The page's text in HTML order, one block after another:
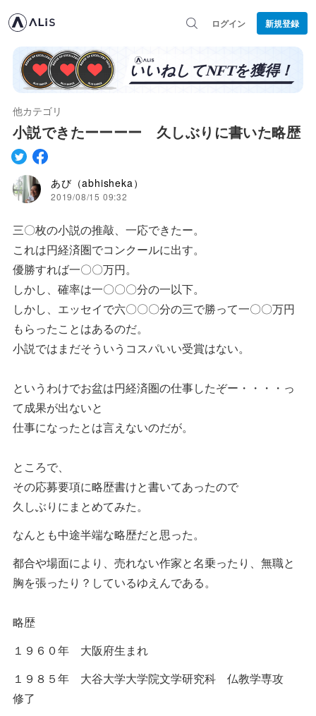
ログイン 新規登録
他カテゴリ
小説できたーーーー 久しぶりに書いた略歴
あび（abhisheka）
2019/08/15 09:32
三〇枚の小説の推敲、一応できたー。
これは円経済圏でコンクールに出す。
優勝すれば一〇〇万円。
しかし、確率は一〇〇〇分の一以下。
しかし、エッセイで六〇〇〇分の三で勝って一〇〇万円
もらったことはあるのだ。
小説ではまだそういうコスパいい受賞はない。
というわけでお盆は円経済圏の仕事したぞー・・・・っ
て成果が出ないと
仕事になったとは言えないのだが。
ところで、
その応募要項に略歴書けと書いてあったので
久しぶりにまとめてみた。
なんとも中途半端な略歴だと思った。
都合や場面により、売れない作家と名乗ったり、無職と
胸を張ったり？しているゆえんである。
略歴
１９６０年 大阪府生まれ
１９８５年 大谷大学大学院文学研究科 仏教学専攻
修了